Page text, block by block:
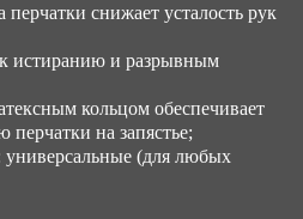
снижает усталость рук
истиранию и разрывным
кольцом обеспечивает
на запястье;
(для любых